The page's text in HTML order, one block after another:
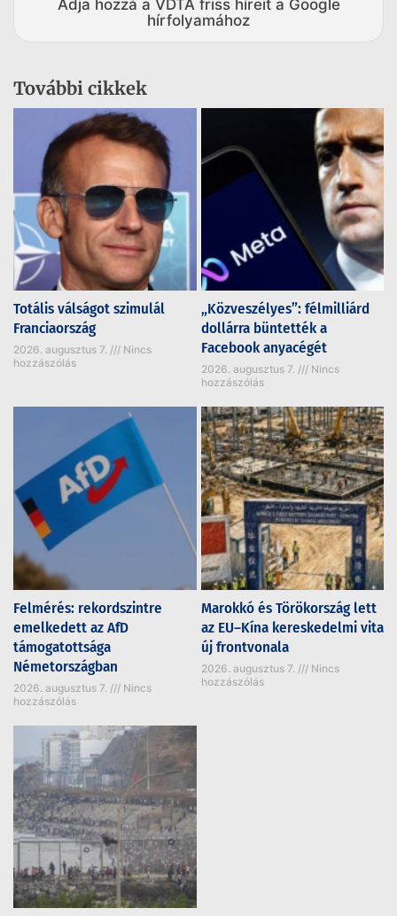
Adja hozzá a VDTA friss híreit a Google
hírfolyamához
További cikkek
Totális válságot szimulál
Franciaország
2026. augusztus 7.
Nincs
hozzászólás
„Közveszélyes”: félmilliárd
dollárra büntették a
Facebook anyacégét
2026. augusztus 7.
Nincs
hozzászólás
Felmérés: rekordszintre
emelkedett az AfD
támogatottsága
Németországban
2026. augusztus 7.
Nincs
hozzászólás
Marokkó és Törökország lett
az EU–Kína kereskedelmi vita
új frontvonala
2026. augusztus 7.
Nincs
hozzászólás